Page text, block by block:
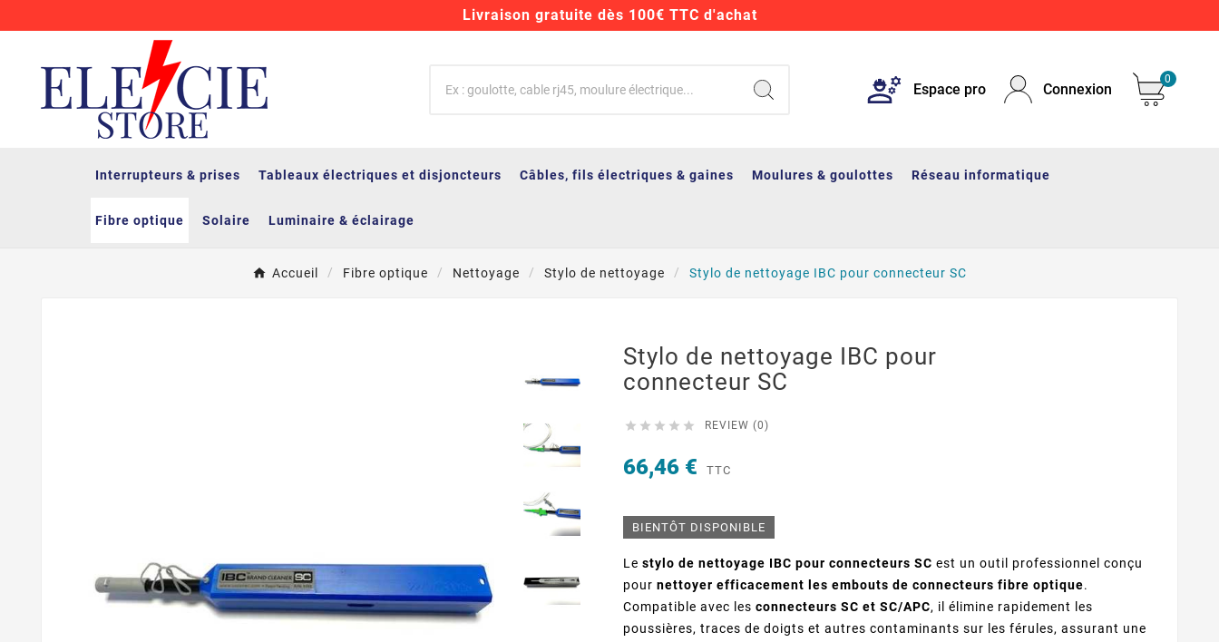
Livraison gratuite dès 100€ TTC d'achat
Espace pro Connexion
0
Interrupteurs & prises Tableaux électriques et disjoncteurs Câbles, fils électriques & gaines Moulures & goulottes Réseau informatique
Fibre optique Solaire Luminaire & éclairage
Accueil Fibre optique Nettoyage Stylo de nettoyage Stylo de nettoyage IBC pour connecteur SC
Stylo de nettoyage IBC pour
connecteur SC
     REVIEW (0)
66,46 € TTC
BIENTÔT DISPONIBLE
Le stylo de nettoyage IBC pour connecteurs SC est un outil professionnel conçu
pour nettoyer efficacement les embouts de connecteurs fibre optique.
Compatible avec les connecteurs SC et SC/APC, il élimine rapidement les
poussières, traces de doigts et autres contaminants sur les férules, assurant une